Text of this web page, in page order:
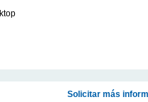
Solicitar más